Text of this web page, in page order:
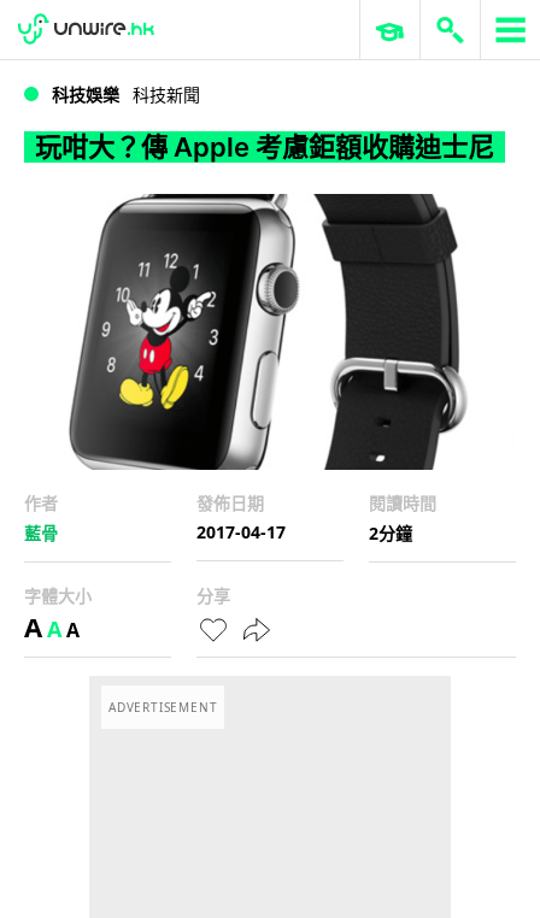
玩咁大？傳 Apple 考慮鉅額收購迪士尼
WWDC 2026 ERP 與商業 AI
科技娛樂 科技新聞
玩咁大？傳 Apple 考慮鉅額收購迪士尼
作者
藍骨
發佈日期
2017-04-17
閱讀時間
2分鐘
字體大小
AAA
分享
ADVERTISEMENT